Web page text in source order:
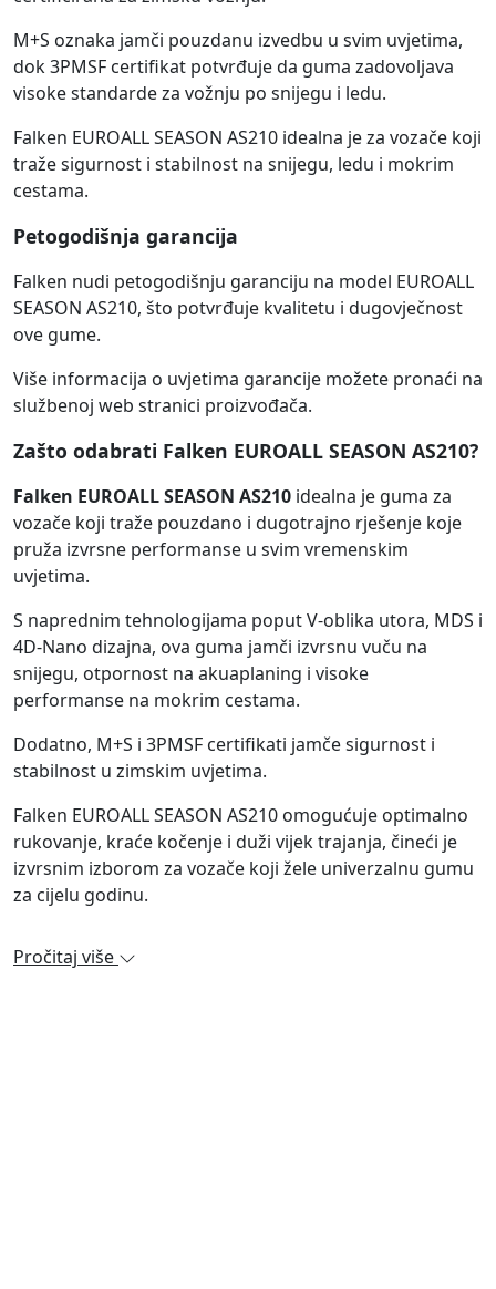
M+S oznaka jamči pouzdanu izvedbu u svim uvjetima,
dok 3PMSF certifikat potvrđuje da guma zadovoljava
visoke standarde za vožnju po snijegu i ledu.
Falken EUROALL SEASON AS210 idealna je za vozače koji
traže sigurnost i stabilnost na snijegu, ledu i mokrim
cestama.
Petogodišnja garancija
Falken nudi petogodišnju garanciju na model EUROALL
SEASON AS210, što potvrđuje kvalitetu i dugovječnost
ove gume.
Više informacija o uvjetima garancije možete pronaći na
službenoj web stranici proizvođača.
Zašto odabrati Falken EUROALL SEASON AS210?
Falken EUROALL SEASON AS210 idealna je guma za
vozače koji traže pouzdano i dugotrajno rješenje koje
pruža izvrsne performanse u svim vremenskim
uvjetima.
S naprednim tehnologijama poput V-oblika utora, MDS i
4D-Nano dizajna, ova guma jamči izvrsnu vuču na
snijegu, otpornost na akuaplaning i visoke
performanse na mokrim cestama.
Dodatno, M+S i 3PMSF certifikati jamče sigurnost i
stabilnost u zimskim uvjetima.
Falken EUROALL SEASON AS210 omogućuje optimalno
rukovanje, kraće kočenje i duži vijek trajanja, čineći je
izvrsnim izborom za vozače koji žele univerzalnu gumu
za cijelu godinu.
Pročitaj više